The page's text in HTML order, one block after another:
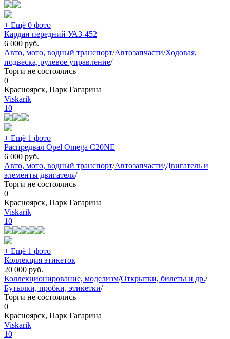
+ Ещё 0 фото
Кардан передний УАЗ-452
6 000 руб.
Авто, мото, водный транспорт/Автозапчасти/Ходовая,
подвеска, рулевое управление/
Торги не состоялись
0
Красноярск, Парк Гагарина
Viskarik
10
+ Ещё 1 фото
Распредвал Opel Omega C20NE
6 000 руб.
Авто, мото, водный транспорт/Автозапчасти/Двигатель и
элементы двигателя/
Торги не состоялись
0
Красноярск, Парк Гагарина
Viskarik
10
+ Ещё 1 фото
Коллекция этикеток
20 000 руб.
Коллекционирование, моделизм/Открытки, билеты и др./
Бутылки, пробки, этикетки/
Торги не состоялись
0
Красноярск, Парк Гагарина
Viskarik
10